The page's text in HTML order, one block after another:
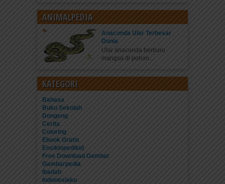
ANIMALPEDIA
Anaconda Ular Terbesar
Dunia
Ular anaconda berburu
mangsa di pohon...
KATEGORI
Bahasa
Buku Sekolah
Dongeng
Cerita
Coloring
Ebook Gratis
Ensiklopedikid
Free Download Gambar
Gambarpedia
Ibadah
Indonesiaku